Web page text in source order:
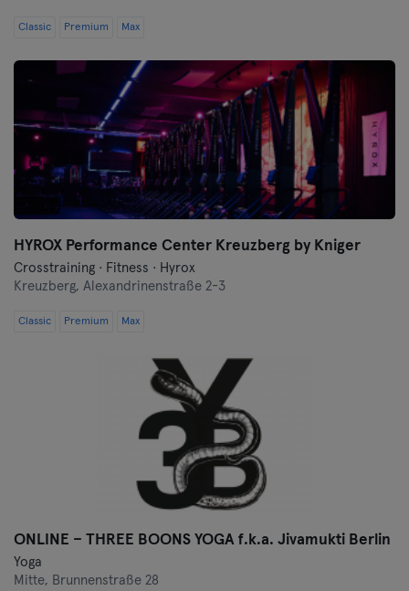
Classic Premium Max
HYROX Performance Center Kreuzberg by Kniger
Crosstraining · Fitness · Hyrox
Kreuzberg, Alexandrinenstraße 2-3
Classic Premium Max
ONLINE – THREE BOONS YOGA f.k.a. Jivamukti Berlin
Yoga
Mitte, Brunnenstraße 28